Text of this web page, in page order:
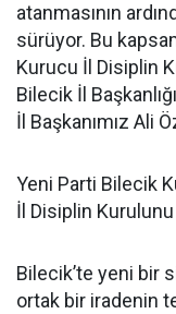
atanmasının
sürüyor. Bu
Kurucu İl Disiplin
Bilecik İl
İl Başkanımız Ali
Yeni Parti Bilecik
İl Disiplin
Bilecik’te yeni bir
ortak bir iradenin